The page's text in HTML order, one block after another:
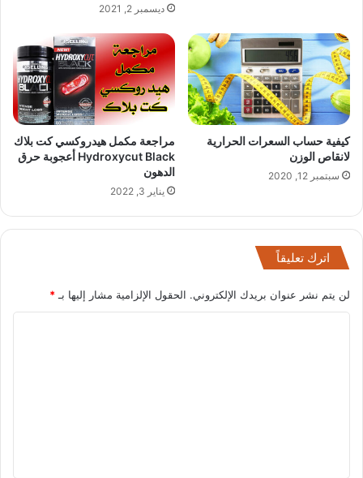
ديسمبر 2, 2021
كيفية حساب السعرات الحرارية
لانقاص الوزن
سبتمبر 12, 2020
مراجعة مكمل هيدروكسي كت بلاك
Hydroxycut Black أعجوبة حرق
الدهون
يناير 3, 2022
اترك تعليقاً
لن يتم نشر عنوان بريدك الإلكتروني. الحقول الإلزامية مشار إليها بـ *